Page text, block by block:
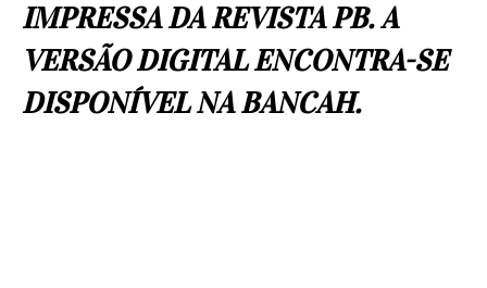
IMPRESSA DA REVISTA PB. A
VERSÃO DIGITAL ENCONTRA-SE
DISPONÍVEL NABANCAH.